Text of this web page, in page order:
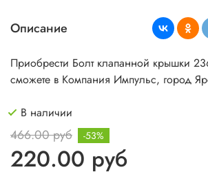
Описание
Приобрести Болт клапанной крышки
сможете в Компания Импульс, город
В наличии
466.00 руб
220.00 руб
-53%